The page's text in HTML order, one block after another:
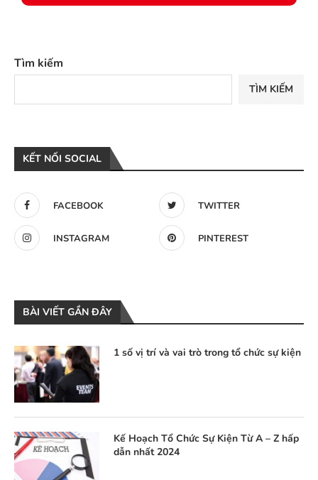
Tìm kiếm
TÌM KIẾM
KẾT NỐI SOCIAL
FACEBOOK TWITTER
INSTAGRAM PINTEREST
BÀI VIẾT GẦN ĐÂY
1 số vị trí và vai trò trong tổ chức sự kiện
Kế Hoạch Tổ Chức Sự Kiện Từ A – Z hấp
dẫn nhất 2024